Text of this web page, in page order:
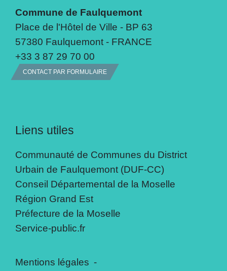
Commune de Faulquemont
Place de l'Hôtel de Ville - BP 63
57380 Faulquemont - FRANCE
+33 3 87 29 70 00
CONTACT PAR FORMULAIRE
Liens utiles
Communauté de Communes du District
Urbain de Faulquemont (DUF-CC)
Conseil Départemental de la Moselle
Région Grand Est
Préfecture de la Moselle
Service-public.fr
Mentions légales -